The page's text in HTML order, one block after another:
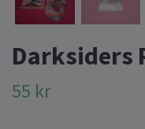
Darksiders
55 kr